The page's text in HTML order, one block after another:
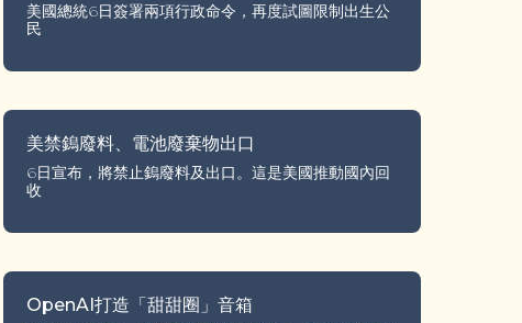
美國總統6日簽署兩項行政命令，再度試圖限制出生公
民
美禁鎢廢料、電池廢棄物出口
6日宣布，將禁止鎢廢料及出口。這是美國推動國內回
收
OpenAI打造「甜甜圈」音箱